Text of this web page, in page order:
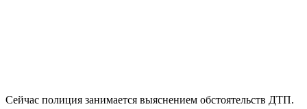
Сейчас полиция занимается выяснением обстоятельств ДТП.